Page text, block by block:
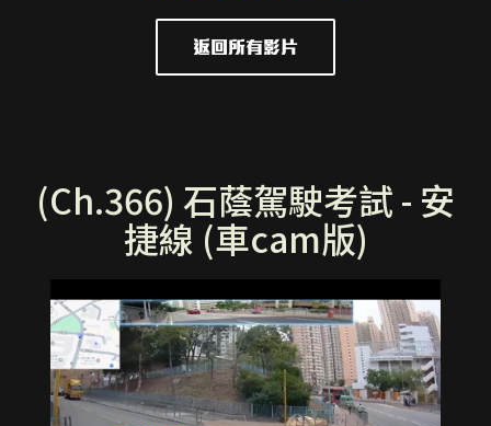
返回所有影片
(Ch.366) 石蔭駕駛考試 - 安
捷線 (車cam版)